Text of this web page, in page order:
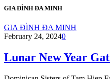
GIA ĐÌNH ĐA MINH
GIA ĐÌNH ĐA MINH
February 24, 20240
Lunar New Year